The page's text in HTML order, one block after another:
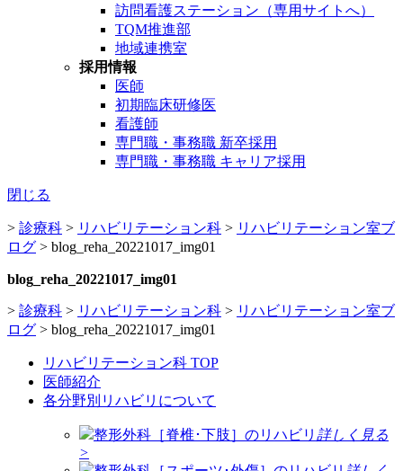
訪問看護ステーション（専用サイトへ）
TQM推進部
地域連携室
採用情報
医師
初期臨床研修医
看護師
専門職・事務職 新卒採用
専門職・事務職 キャリア採用
閉じる
> 診療科 > リハビリテーション科 > リハビリテーション室ブ
ログ > blog_reha_20221017_img01
blog_reha_20221017_img01
> 診療科 > リハビリテーション科 > リハビリテーション室ブ
ログ > blog_reha_20221017_img01
リハビリテーション科 TOP
医師紹介
各分野別リハビリについて
整形外科［脊椎･下肢］のリハビリ 詳しく見る
>